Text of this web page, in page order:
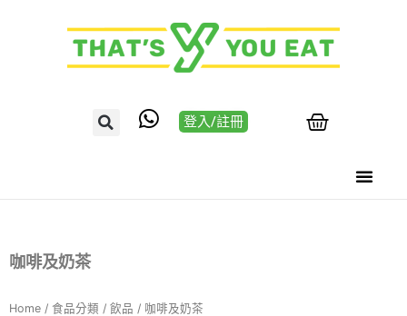
登入/註冊
咖啡及奶茶
Home / 食品分類 / 飲品 / 咖啡及奶茶